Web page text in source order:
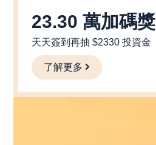
23.30 萬加碼獎
天天簽到再抽 $2330 投資金
了解更多